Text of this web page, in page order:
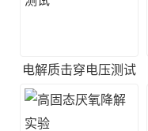
电解质击穿电压测试